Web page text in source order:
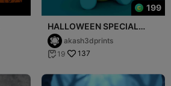
199
HALLOWEEN SPECIAL
JASON SQUIRTLE
akash3dprints
 19 137